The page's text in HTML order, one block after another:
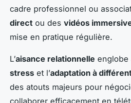
cadre professionnel ou
direct ou des vidéos
mise en pratique régulière.
L’aisance relationnelle englobe
stress et l’adaptation à
des atouts majeurs pour
collaborer efficacement en